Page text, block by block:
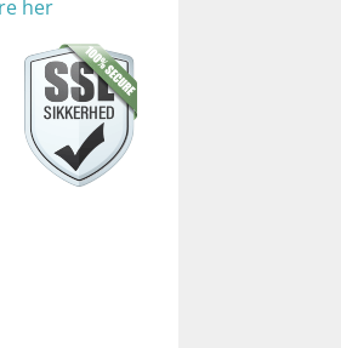
her